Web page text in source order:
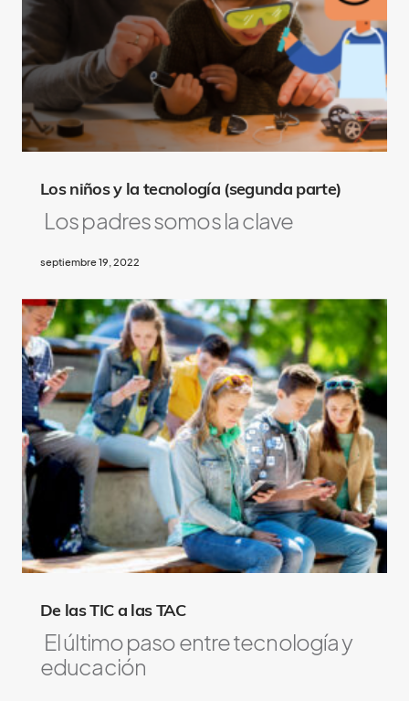
s
o
L
i
k
e
Los niños y la tecnología (segunda parte)
Los padres somos la clave
septiembre 19, 2022
De las TIC a las TAC
El último paso entre tecnología y
educación